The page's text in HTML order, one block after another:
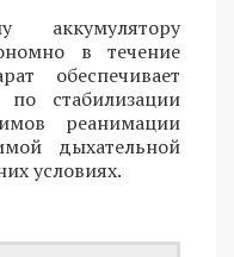
аккумулятору
в течение
обеспечивает
стабилизации
реанимации
дыхательной
условиях.